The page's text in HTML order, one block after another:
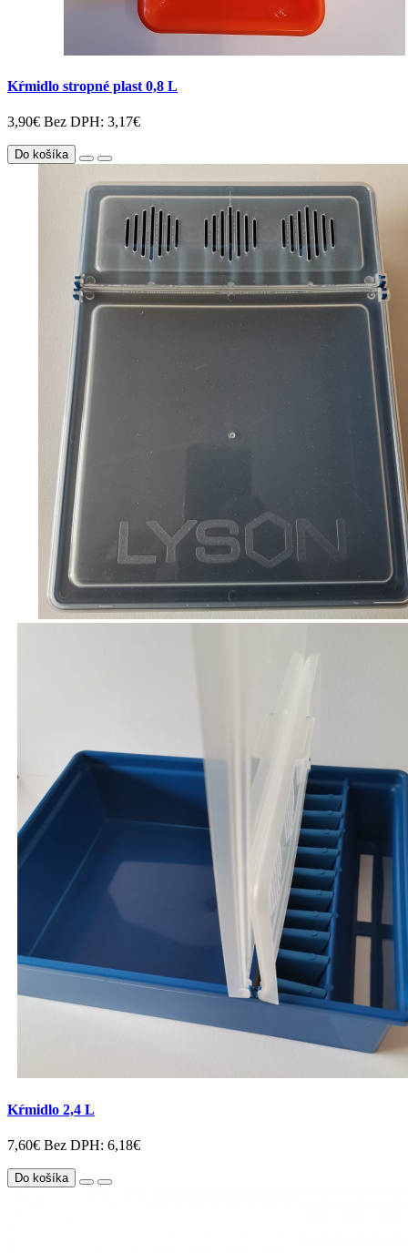
Kŕmidlo stropné plast 0,8 L
3,90€ Bez DPH: 3,17€
Do košíka
Kŕmidlo 2,4 L
7,60€ Bez DPH: 6,18€
Do košíka